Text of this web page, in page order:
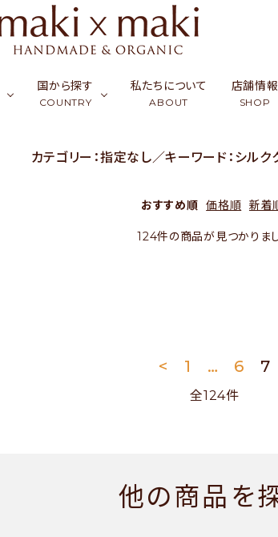
アクセサリー
ギフ
竹（
￥10,000〜￥
国から探す
COUNTRY
カンボジア
バングラデシュ
私たちについて
ABOUT
店舗情報
SHOP
カテゴリー：指定なし／キーワード：シル
おすすめ順 価格順 新着
124件の商品が見つかりま
< 1 … 6 7
全124件
他の商品を